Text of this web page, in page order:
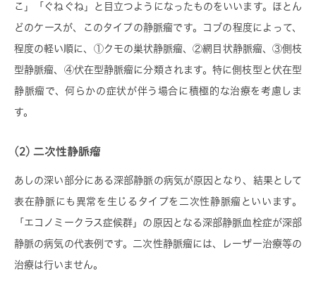
こ」「ぐねぐね」と目立つようになったものをいいます。ほとん
どのケースが、このタイプの静脈瘤です。コブの程度によって、
程度の軽い順に、①クモの巣状静脈瘤、②網目状静脈瘤、③側枝
型静脈瘤、④伏在型静脈瘤に分類されます。特に側枝型と伏在型
静脈瘤で、何らかの症状が伴う場合に積極的な治療を考慮しま
す。
(2) 二次性静脈瘤
あしの深い部分にある深部静脈の病気が原因となり、結果として
表在静脈にも異常を生じるタイプを二次性静脈瘤といいます。
「エコノミークラス症候群」の原因となる深部静脈血栓症が深部
静脈の病気の代表例です。二次性静脈瘤には、レーザー治療等の
治療は行いません。